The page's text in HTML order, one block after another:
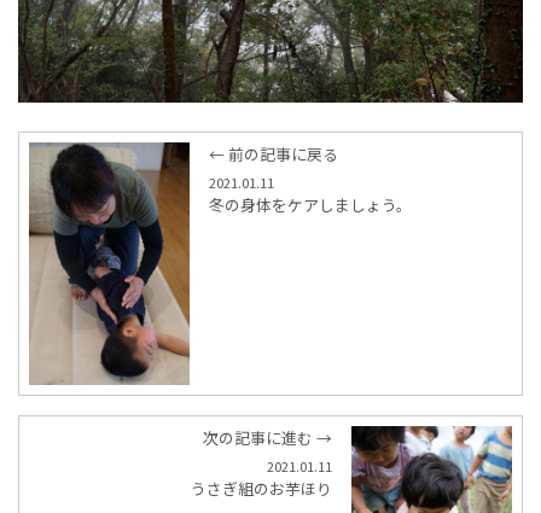
← 前の記事に戻る
2021.01.11
冬の身体をケアしましょう。
次の記事に進む →
2021.01.11
うさぎ組のお芋ほり